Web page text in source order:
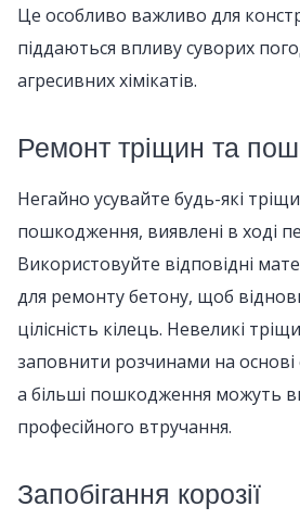
Це особливо важливо для
піддаються впливу суворих
агресивних хімікатів.
Ремонт тріщин та
Негайно усувайте будь-які
пошкодження, виявлені в ході
Використовуйте відповідні
для ремонту бетону, щоб
цілісність кілець. Невеликі
заповнити розчинами на основі
а більші пошкодження можуть
професійного втручання.
Запобігання корозії